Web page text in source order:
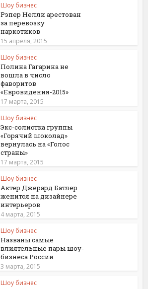
Шоу бизнес
Рэпер Нелли арестован
за перевозку
наркотиков
15 апреля, 2015
Шоу бизнес
Полина Гагарина не
вошла в число
фаворитов
«Евровидения-2015»
17 марта, 2015
Шоу бизнес
Экс-солистка группы
«Горячий шоколад»
вернулась на «Голос
страны»
17 марта, 2015
Шоу бизнес
Актер Джерард Батлер
женится на дизайнере
интерьеров
4 марта, 2015
Шоу бизнес
Названы самые
влиятельные пары шоу-
бизнеса России
3 марта, 2015
Шоу бизнес